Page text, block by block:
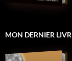
MON DERNIER